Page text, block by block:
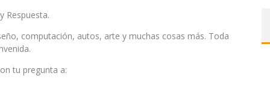
Respuesta.
computación, autos, arte y muchas cosas más. Toda
tu pregunta a: